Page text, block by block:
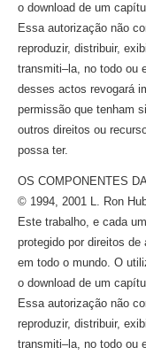
o download de um
Essa autorização não
reproduzir, distribuir,
transmiti–la, no todo ou
desses actos revogará
permissão que tenham
outros direitos ou
possa ter.
OS COMPONENTES
© 1994, 2001 L. Ron
Este trabalho, e cada
protegido por direitos de
em todo o mundo. O
o download de um
Essa autorização não
reproduzir, distribuir,
transmiti–la, no todo ou